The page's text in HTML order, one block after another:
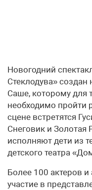
Новогодний
Стеклодува»
Саше, которому для
необходимо пройти
сцене встретятся
Снеговик и
исполняют дети из
детского театра
Более 100 актеров и
участие в